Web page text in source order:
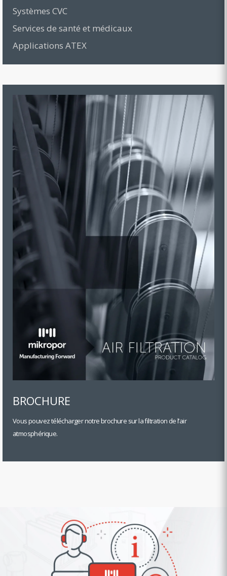
Systèmes CVC
Services de santé et médicaux
Applications ATEX
BROCHURE
Vous pouvez télécharger notre brochure sur la filtration de l’air
atmosphérique.